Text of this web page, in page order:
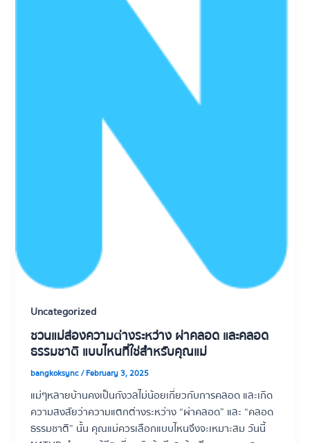
Uncategorized
ชวนแม่ส่องความต่างระหว่าง ผ่าคลอด และคลอด
ธรรมชาติ แบบไหนที่ใช่สำหรับคุณแม่
bangkoksync/February 3, 2025
แม่ๆหลายบ้านคงเป็นกังวลไม่น้อยเกี่ยวกับการคลอด และเกิด
ความสงสัยว่าความแตกต่างระหว่าง “ผ่าคลอด” และ “คลอด
ธรรมชาติ” นั้น คุณแม่ควรเลือกแบบไหนจึงจะเหมาะสม วันนี้